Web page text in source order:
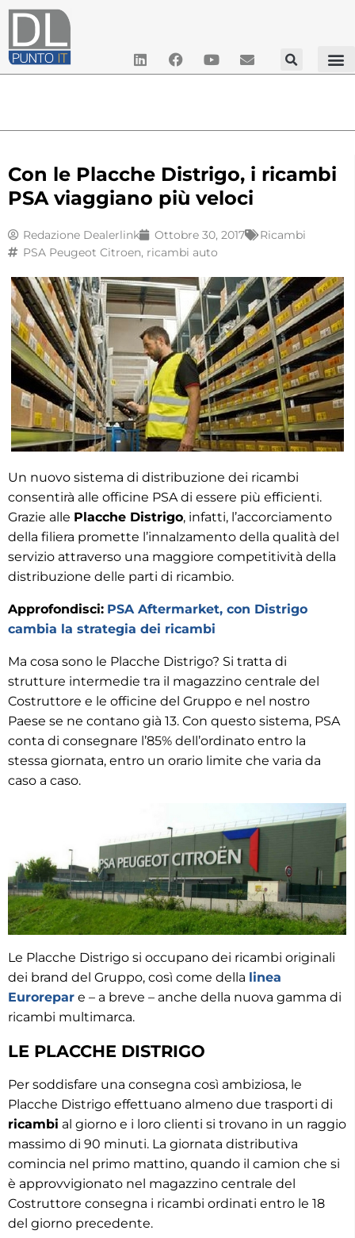
Con le Placche Distrigo, i ricambi
PSA viaggiano più veloci
Redazione Dealerlink Ottobre 30, 2017
Ricambi
PSA Peugeot Citroen, ricambi auto
Un nuovo sistema di distribuzione dei ricambi
consentirà alle officine PSA di essere più efficienti.
Grazie alle Placche Distrigo, infatti, l’accorciamento
della filiera promette l’innalzamento della qualità del
servizio attraverso una maggiore competitività della
distribuzione delle parti di ricambio.
Approfondisci: PSA Aftermarket, con Distrigo
cambia la strategia dei ricambi
Ma cosa sono le Placche Distrigo? Si tratta di
strutture intermedie tra il magazzino centrale del
Costruttore e le officine del Gruppo e nel nostro
Paese se ne contano già 13. Con questo sistema, PSA
conta di consegnare l’85% dell’ordinato entro la
stessa giornata, entro un orario limite che varia da
caso a caso.
Le Placche Distrigo si occupano dei ricambi originali
dei brand del Gruppo, così come della linea
Eurorepar e – a breve – anche della nuova gamma di
ricambi multimarca.
LE PLACCHE DISTRIGO
Per soddisfare una consegna così ambiziosa, le
Placche Distrigo effettuano almeno due trasporti di
ricambi al giorno e i loro clienti si trovano in un raggio
massimo di 90 minuti. La giornata distributiva
comincia nel primo mattino, quando il camion che si
è approvvigionato nel magazzino centrale del
Costruttore consegna i ricambi ordinati entro le 18
del giorno precedente.